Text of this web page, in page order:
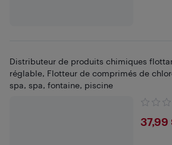
Distributeur de produits chimiques
réglable, Flotteur de comprimés de
spa, spa, fontaine, piscine
37,99